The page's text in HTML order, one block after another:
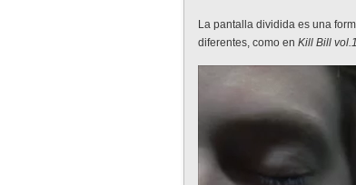
La pantalla dividida es una
diferentes, como en Kill Bill vol.1.